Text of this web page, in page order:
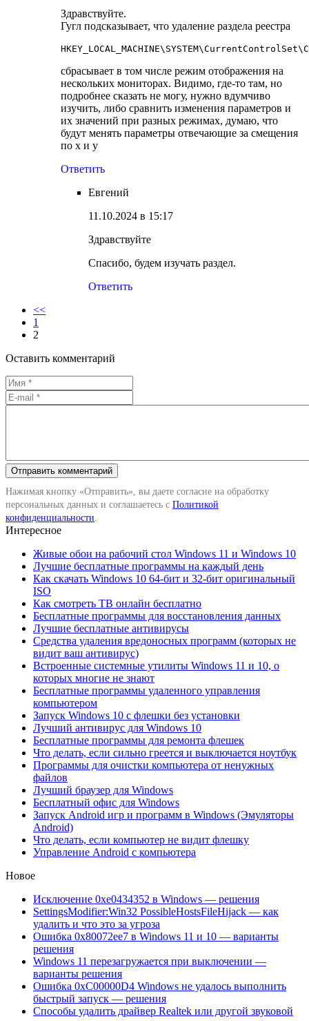
Здравствуйте.
Гугл подсказывает, что удаление раздела реестра
сбрасывает в том числе режим отображения на
нескольких мониторах. Видимо, где-то там, но
подробнее сказать не могу, нужно вдумчиво
изучить, либо сравнить изменения параметров и
их значений при разных режимах, думаю, что
будут менять параметры отвечающие за смещения
по x и y
Ответить
Евгений
11.10.2024 в 15:17
Здравствуйте
Спасибо, будем изучать раздел.
Ответить
<<
1
2
Оставить комментарий
Нажимая кнопку «Отправить», вы даете согласие на обработку
персональных данных и соглашаетесь с Политикой
конфиденциальности.
Интересное
Живые обои на рабочий стол Windows 11 и Windows 10
Лучшие бесплатные программы на каждый день
Как скачать Windows 10 64-бит и 32-бит оригинальный
ISO
Как смотреть ТВ онлайн бесплатно
Бесплатные программы для восстановления данных
Лучшие бесплатные антивирусы
Средства удаления вредоносных программ (которых не
видит ваш антивирус)
Встроенные системные утилиты Windows 11 и 10, о
которых многие не знают
Бесплатные программы удаленного управления
компьютером
Запуск Windows 10 с флешки без установки
Лучший антивирус для Windows 10
Бесплатные программы для ремонта флешек
Что делать, если сильно греется и выключается ноутбук
Программы для очистки компьютера от ненужных
файлов
Лучший браузер для Windows
Бесплатный офис для Windows
Запуск Android игр и программ в Windows (Эмуляторы
Android)
Что делать, если компьютер не видит флешку
Управление Android с компьютера
Новое
Исключение 0xe0434352 в Windows — решения
SettingsModifier:Win32 PossibleHostsFileHijack — как
удалить и что это за угроза
Ошибка 0x80072ee7 в Windows 11 и 10 — варианты
решения
Windows 11 перезагружается при выключении —
варианты решения
Ошибка 0xC00000D4 Windows не удалось выполнить
быстрый запуск — решения
Способы удалить драйвер Realtek или другой звуковой